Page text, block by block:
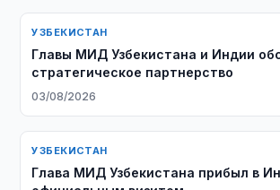
УЗБЕКИСТАН
Главы МИД Узбекистана и Индии
стратегическое партнерство
03/08/2026
УЗБЕКИСТАН
Глава МИД Узбекистана прибыл в